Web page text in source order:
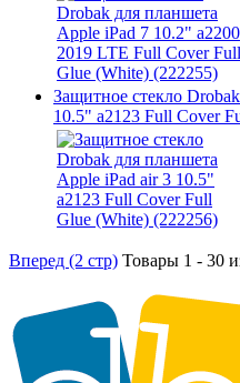
Защитное стекло
10.5" a2123 Full Cover
Вперед (2 стр) Товары 1 - 30